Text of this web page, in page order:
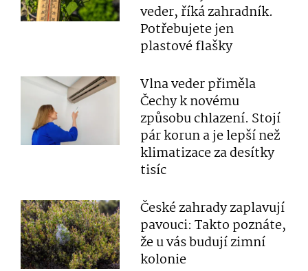
veder, říká zahradník.
Potřebujete jen
plastové flašky
Vlna veder přiměla
Čechy k novému
způsobu chlazení. Stojí
pár korun a je lepší než
klimatizace za desítky
tisíc
České zahrady zaplavují
pavouci: Takto poznáte,
že u vás budují zimní
kolonie